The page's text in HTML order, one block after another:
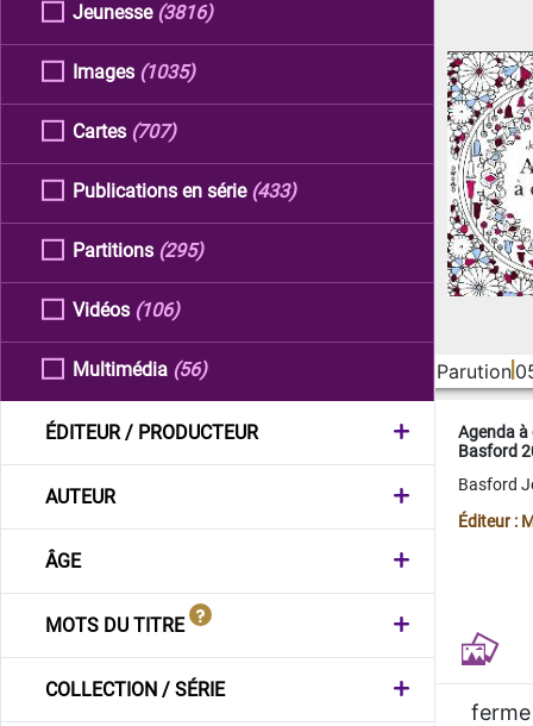
Jeunesse (3816)
Images (1035)
Cartes (707)
Publications en série (433)
Partitions (295)
Vidéos (106)
Multimédia (56)
ÉDITEUR / PRODUCTEUR
AUTEUR
ÂGE
MOTS DU TITRE
COLLECTION / SÉRIE
Parution
Agenda
Basford
Basford
Éditeur :
ferme